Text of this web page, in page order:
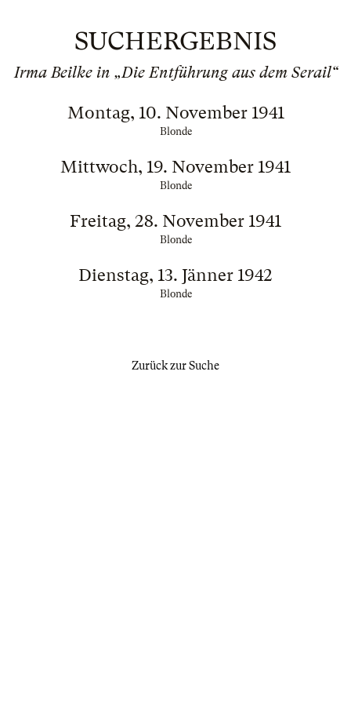
SUCHERGEBNIS
Irma Beilke in „Die Entführung aus dem Serail“
Montag, 10. November 1941
Blonde
Mittwoch, 19. November 1941
Blonde
Freitag, 28. November 1941
Blonde
Dienstag, 13. Jänner 1942
Blonde
Zurück zur Suche